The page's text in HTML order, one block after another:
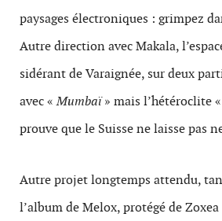
paysages électroniques : grimpez
Autre direction avec Makala,
sidérant de Varaignée, sur deux
avec «Mumbaï» mais l’hétéroclite
prouve que le Suisse ne laisse pas
Autre projet longtemps attendu,
l’album de Melox, protégé de Zoxea